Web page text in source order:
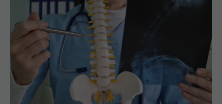
Hernia de disc: riscuri și semne de complicații
care necesită atenție medicală. Principalele cauze